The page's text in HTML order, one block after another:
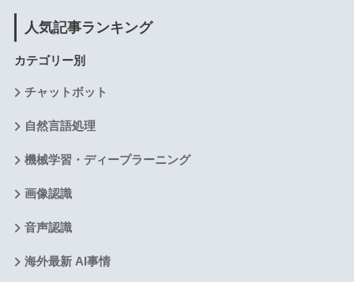
人気記事ランキング
カテゴリー別
チャットボット
自然言語処理
機械学習・ディープラーニング
画像認識
音声認識
海外最新 AI事情